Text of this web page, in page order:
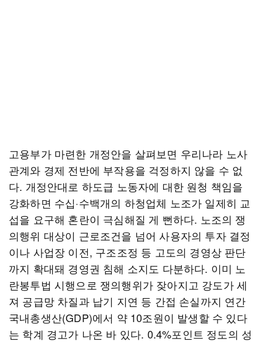
고용부가 마련한 개정안을 살펴보면 우리나라 노사
관계와 경제 전반에 부작용을 걱정하지 않을 수 없
다. 개정안대로 하도급 노동자에 대한 원청 책임을
강화하면 수십·수백개의 하청업체 노조가 일제히 교
섭을 요구해 혼란이 극심해질 게 뻔하다. 노조의 쟁
의행위 대상이 근로조건을 넘어 사용자의 투자 결정
이나 사업장 이전, 구조조정 등 고도의 경영상 판단
까지 확대돼 경영권 침해 소지도 다분하다. 이미 노
란봉투법 시행으로 쟁의행위가 잦아지고 강도가 세
져 공급망 차질과 납기 지연 등 간접 손실까지 연간
국내총생산(GDP)에서 약 10조원이 발생할 수 있다
는 학계 경고가 나온 바 있다. 0.4%포인트 정도의 성